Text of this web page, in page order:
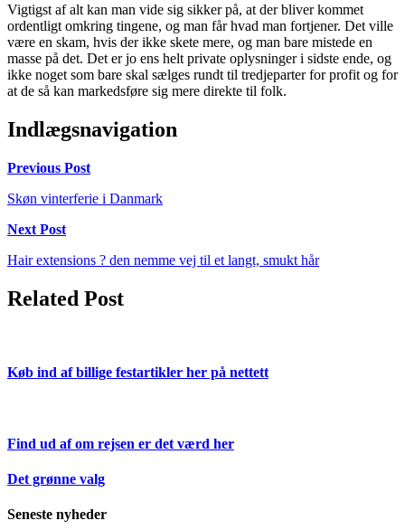
Vigtigst af alt kan man vide sig sikker på, at der bliver kommet
ordentligt omkring tingene, og man får hvad man fortjener. Det ville
være en skam, hvis der ikke skete mere, og man bare mistede en
masse på det. Det er jo ens helt private oplysninger i sidste ende, og
ikke noget som bare skal sælges rundt til tredjeparter for profit og for
at de så kan markedsføre sig mere direkte til folk.
Indlægsnavigation
Previous Post
Skøn vinterferie i Danmark
Next Post
Hair extensions ? den nemme vej til et langt, smukt hår
Related Post
Køb ind af billige festartikler her på nettett
Find ud af om rejsen er det værd her
Det grønne valg
Seneste nyheder